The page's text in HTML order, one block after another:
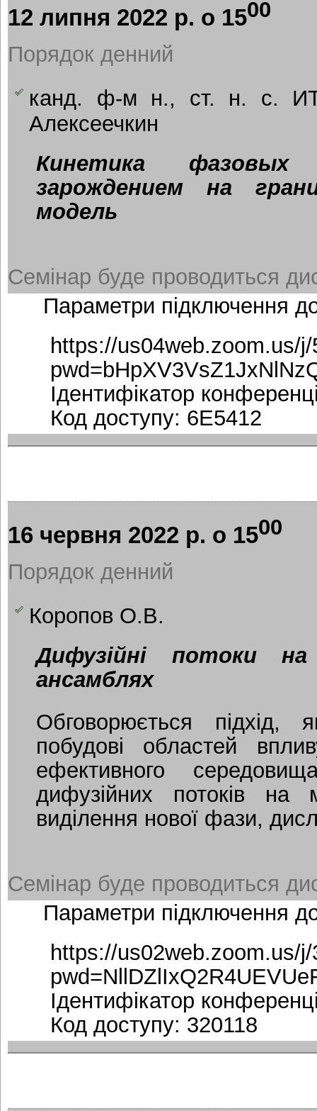
12 липня 2022 р. о 1500
Порядок денний
канд. ф-м н., ст. н. с.
Алексеечкин
Кинетика
зарождением на
модель
Семінар буде проводиться
Параметри підключення
https://us04web.zoom.us/
Ідентифікатор
Код доступу: 6E5412
16 червня 2022 р. о 1500
Порядок денний
Коропов О.В.
Дифузійні потоки
ансамблях
Обговорюється підхід,
побудові областей
ефективного
дифузійних потоків на
виділення нової фази,
Семінар буде проводиться
Параметри підключення
https://us02web.zoom.us/
Ідентифікатор
Код доступу: 320118